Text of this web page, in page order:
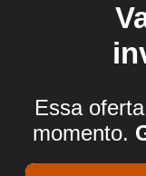
Essa
momento.